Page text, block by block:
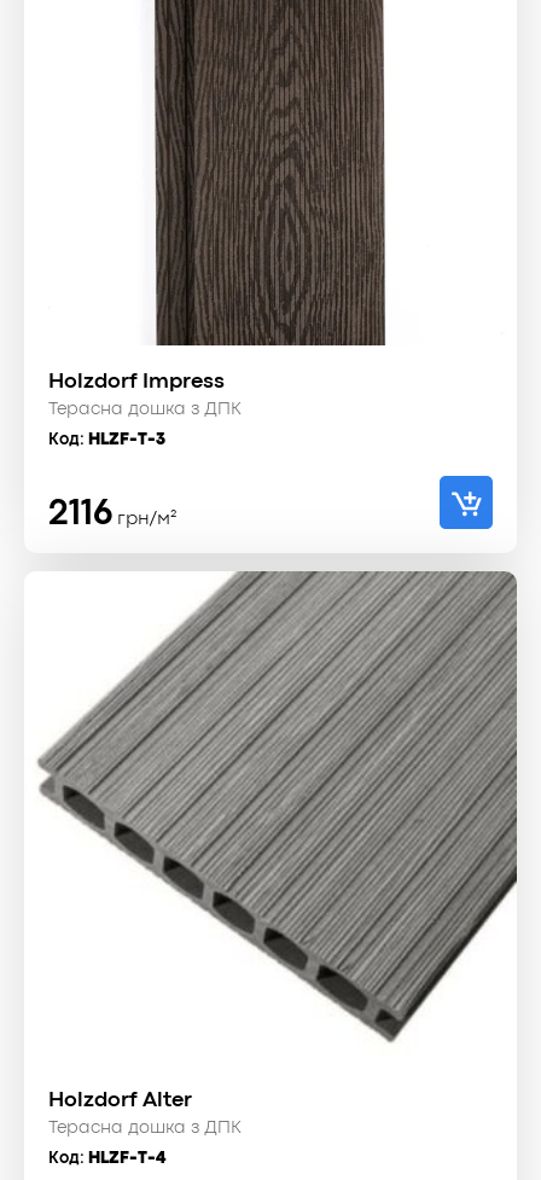
Holzdorf Impress
Терасна дошка з ДПК
Код: HLZF-T-3
2116 грн/м²
Holzdorf Alter
Терасна дошка з ДПК
Код: HLZF-T-4